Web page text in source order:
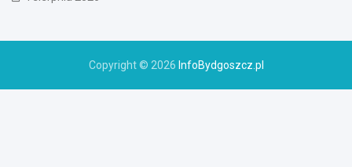
Copyright © 2026 InfoBydgoszcz.pl